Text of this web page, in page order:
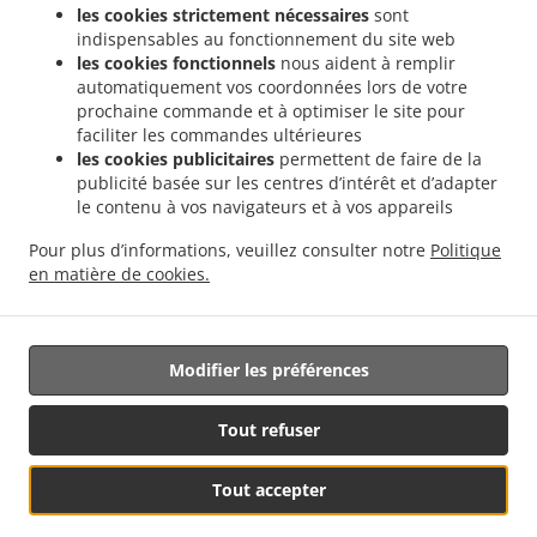
les cookies strictement nécessaires sont
indispensables au fonctionnement du site web
les cookies fonctionnels nous aident à remplir
automatiquement vos coordonnées lors de votre
prochaine commande et à optimiser le site pour
faciliter les commandes ultérieures
les cookies publicitaires permettent de faire de la
publicité basée sur les centres d’intérêt et d’adapter
le contenu à vos navigateurs et à vos appareils
Pour plus d’informations, veuillez consulter notre Politique
en matière de cookies.
Tout accepter
Tout refuser
Modifier les préférences
Sushi Service de livraison Valencia Soternes . Sushi Service de livraison Valencia
Quatre Carreres . Sushi Service de livraison Valencia Ensanche . Sushi Service de
livraison Valencia El Llano del Real
.
Sushi Service de livraison Valencia Camins al
Sushi Service de livraison Valencia Extramurs . Sushi Service de livraison
Valencia Jesús . Sushi Service de livraison Valencia Algirós
Valencia Poblados Marítimos . Sushi Service de livraison Valencia L'Olivereta .
Service de livraison Valencia La Zaidía . Sushi Service de livraison Valencia Rascaña
Arts i les Ciències . Sushi Service de livraison Alboraya . Sushi Service de livraison
Alboraia . Sushi Service de livraison Chirivella
Livraison de nourriture à emporter
Géré par:
Octograficus |<a href=”www.octograficus.com”>octograficus.com/a>